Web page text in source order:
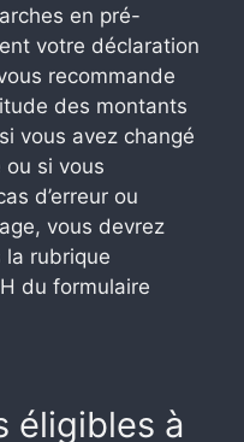
en pré-
votre déclaration
recommande
des montants
vous avez changé
ou si vous
d’erreur ou
vous devrez
la rubrique
du formulaire
éligibles à